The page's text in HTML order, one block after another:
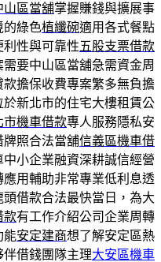
山區當舖掌握賺錢與擴展事
的綠色植纖碗適用各式餐點
性與可靠性五股支票借款
要中山區當舖急需資金周
款擔保收費專案繁多無負擔
於新北市的住宅大樓租賃公
市機車借款專人服務隱私安
牌照合法當舖信義區機車借
小企業融資深耕誠信經營
用輔助非常專業低利息透
頭借款合法最快當日，為大
款有工作介紹公司企業周轉
能安定建商想了解安定區熱
借錢團隊主理大安區機車